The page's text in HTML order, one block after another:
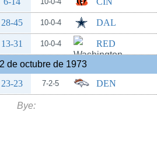
28-45 10-0-4 DAL
13-31 10-0-4 RED
de octubre de 1973
23-23 7-2-5 DEN
Bye: